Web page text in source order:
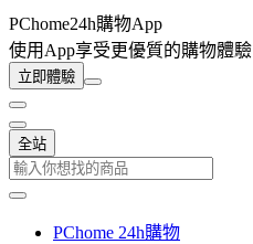
PChome24h購物App
使用App享受更優質的購物體驗
立即體驗
全站
PChome 24h購物